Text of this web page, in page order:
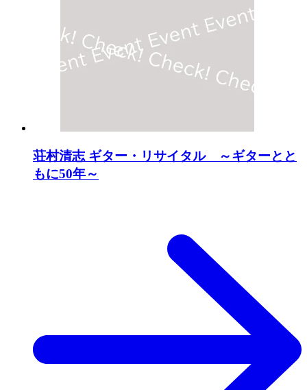
荘村清志 ギター・リサイタル ～ギターとと
もに50年～